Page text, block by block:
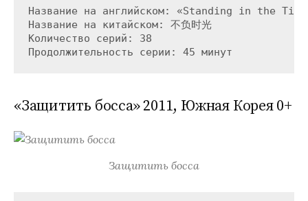
Название на английском: «Standing in the
Название на китайском: 不负时光
Количество серий: 38
«Защитить босса» 2011, Южная Корея 0+
Защитить босса